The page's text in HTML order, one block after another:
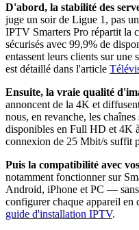
D'abord, la stabilité des
juge un soir de Ligue 1, pas
IPTV Smarters Pro répartit la
sécurisés avec 99,9% de
entassent leurs clients sur
est détaillé dans l'article
Ensuite, la vraie qualité
annoncent de la 4K et
nous, en revanche, les
disponibles en Full HD et 4K
connexion de 25 Mbit/s suffit
Puis la compatibilité avec
notamment fonctionner sur
Android, iPhone et PC —
configurer chaque appareil en
guide d'installation IPTV.